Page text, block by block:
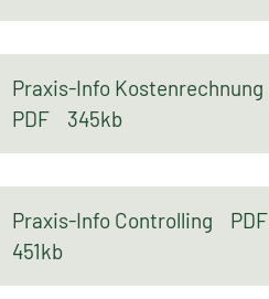
Praxis-Info Kostenrechnung
PDF
345kb
Praxis-Info Controlling PDF
451kb